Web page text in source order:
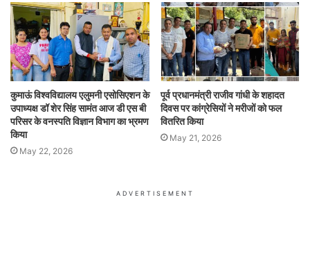
कुमाऊं विश्वविद्यालय एलुमनी एसोसिएशन के
उपाध्यक्ष डॉ शेर सिंह सामंत आज डी एस बी
परिसर के वनस्पति विज्ञान विभाग का भ्रमण
किया
May 22, 2026
पूर्व प्रधानमंत्री राजीव गांधी के शहादत
दिवस पर कांग्रेसियों ने मरीजों को फल
वितरित किया
May 21, 2026
ADVERTISEMENT